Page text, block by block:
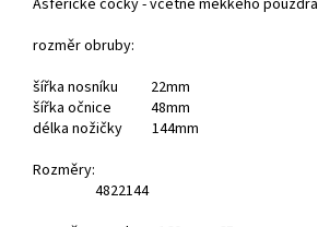
Asférické čočky - včetně měkkého pouzdra
rozměr obruby:
šířka nosníku 22mm
šířka očnice 48mm
délka nožičky 144mm
Rozměry:
4822144